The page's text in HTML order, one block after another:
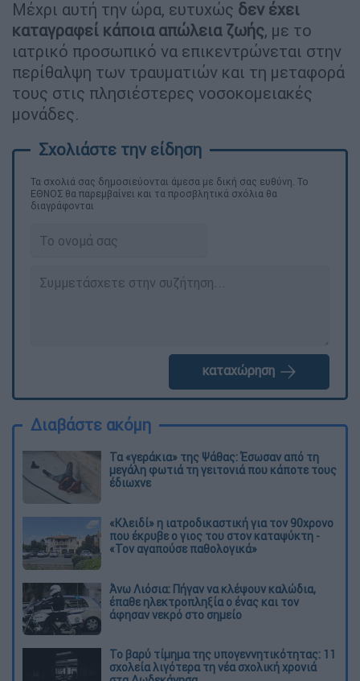
Μέχρι αυτή την ώρα, ευτυχώς δεν έχει
καταγραφεί κάποια απώλεια ζωής, με το
ιατρικό προσωπικό να επικεντρώνεται στην
περίθαλψη των τραυματιών και τη μεταφορά
τους στις πλησιέστερες νοσοκομειακές
μονάδες.
Τα σχολιά σας δημοσιεύονται άμεσα με δική σας ευθύνη. Το
ΕΘΝΟΣ θα παρεμβαίνει και τα προσβλητικά σχόλια θα
διαγράφονται
καταχώρηση
Διαβάστε ακόμη
Τα «γεράκια» της Ψάθας: Έσωσαν από τη
μεγάλη φωτιά τη γειτονιά που κάποτε τους
έδιωχνε
«Κλειδί» η ιατροδικαστική για τον 90χρονο
που έκρυβε ο γιος του στον καταψύκτη -
«Τον αγαπούσε παθολογικά»
Άνω Λιόσια: Πήγαν να κλέψουν καλώδια,
έπαθε ηλεκτροπληξία ο ένας και τον
άφησαν νεκρό στο σημείο
Το βαρύ τίμημα της υπογεννητικότητας: 11
σχολεία λιγότερα τη νέα σχολική χρονιά